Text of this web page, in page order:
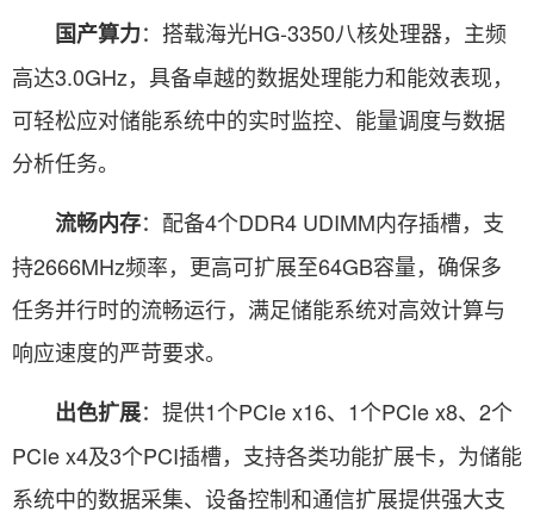
国产算力：搭载海光HG-3350八核处理器，主频
高达3.0GHz，具备卓越的数据处理能力和能效表现，
可轻松应对储能系统中的实时监控、能量调度与数据
分析任务。
流畅内存：配备4个DDR4 UDIMM内存插槽，支
持2666MHz频率，更高可扩展至64GB容量，确保多
任务并行时的流畅运行，满足储能系统对高效计算与
响应速度的严苛要求。
出色扩展：提供1个PCIe x16、1个PCIe x8、2个
PCIe x4及3个PCI插槽，支持各类功能扩展卡，为储能
系统中的数据采集、设备控制和通信扩展提供强大支